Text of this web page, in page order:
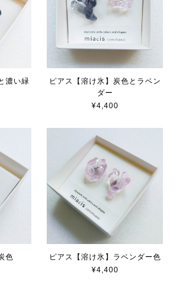
濃い緑
ピアス【溶け氷】炭色とラベン
ダー
¥4,400
色
ピアス【溶け氷】ラベンダー色
¥4,400